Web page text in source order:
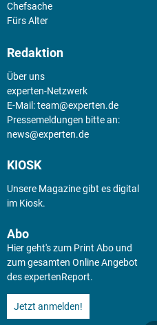
Chefsache
Fürs Alter
Redaktion
Über uns
experten-Netzwerk
E-Mail:team@experten.de
Pressemeldungen bitte an:
news@experten.de
KIOSK
Unsere Magazine gibt es digital
im Kiosk.
Abo
Hier geht's zum Print Abo und
zum gesamten Online Angebot
des expertenReport.
Jetzt anmelden!